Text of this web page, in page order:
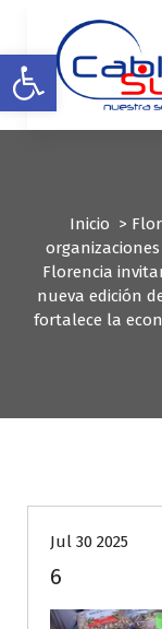
Abrir
l
a
r
Inicio >
Florencia
nueva edición
fortalece la
Jul 30 2025
6